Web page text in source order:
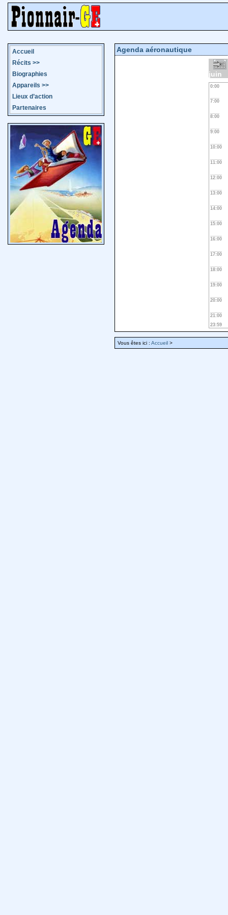
Accueil
Récits >>
Biographies
Appareils >>
Lieux d’action
Partenaires
Agenda aéronautique
juin
0:00
7:00
8:00
9:00
10:00
11:00
12:00
13:00
14:00
15:00
16:00
17:00
18:00
19:00
20:00
21:00
23:59
Vous êtes ici : Accueil >